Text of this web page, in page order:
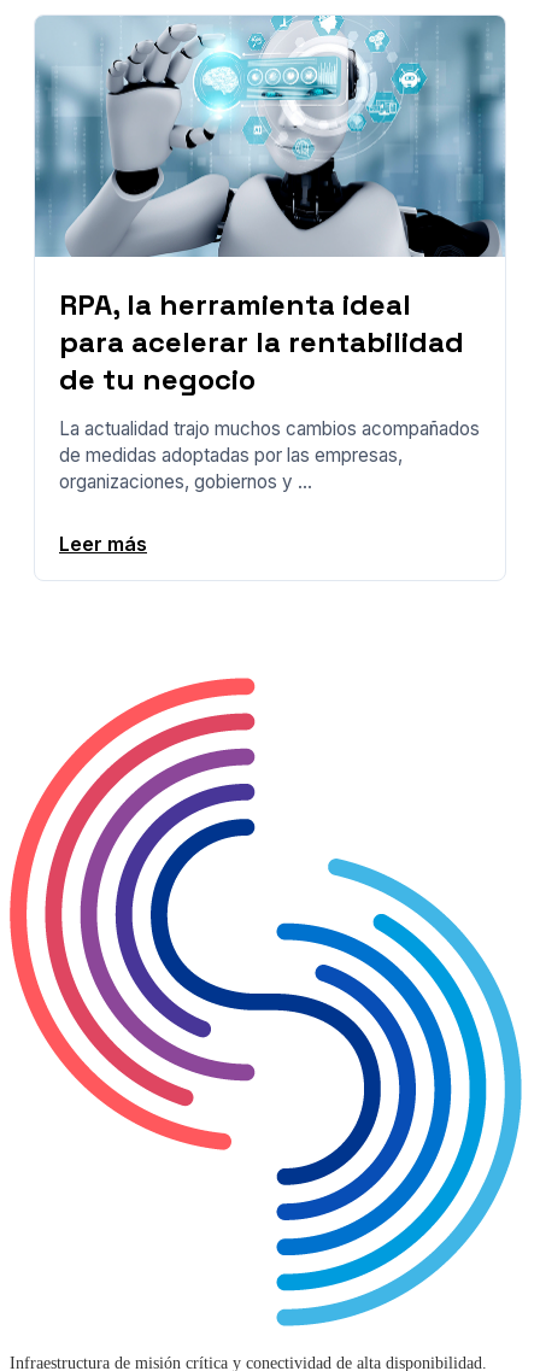
RPA, la herramienta ideal
para acelerar la rentabilidad
de tu negocio
La actualidad trajo muchos cambios acompañados
de medidas adoptadas por las empresas,
organizaciones, gobiernos y ...
Leer más
Infraestructura de misión crítica y conectividad de alta disponibilidad.